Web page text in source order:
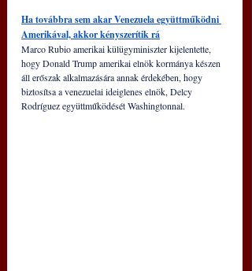
Ha továbbra sem akar Venezuela együttműködni
Amerikával, akkor kényszerítik rá
Marco Rubio amerikai külügyminiszter kijelentette,
hogy Donald Trump amerikai elnök kormánya készen
áll erőszak alkalmazására annak érdekében, hogy
biztosítsa a venezuelai ideiglenes elnök, Delcy
Rodríguez együttműködését Washingtonnal.